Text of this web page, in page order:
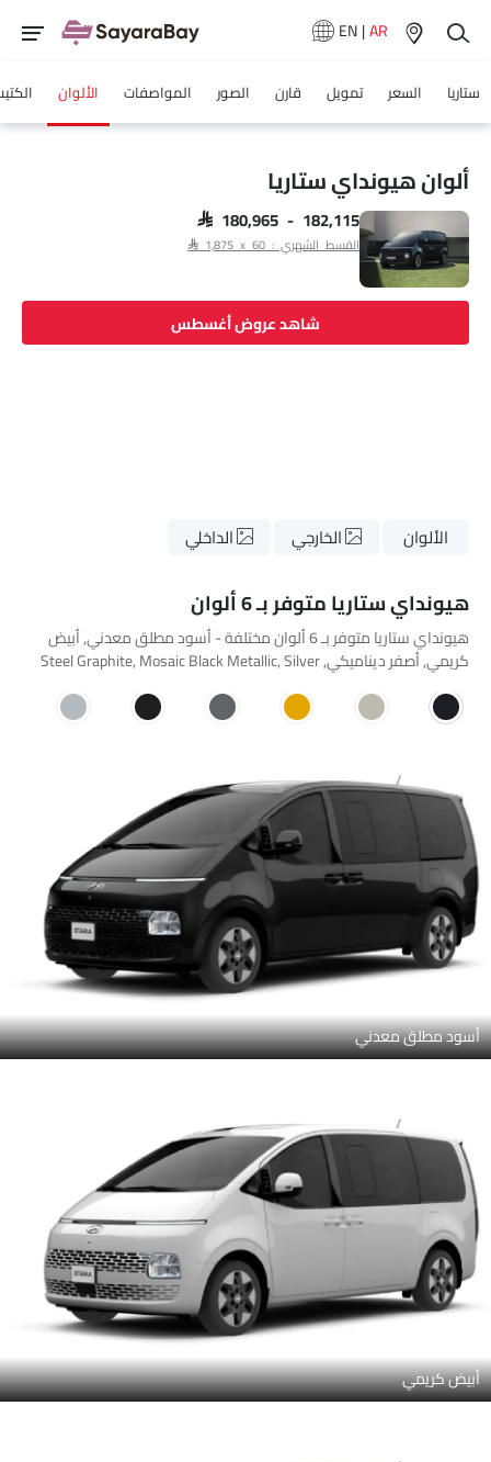
EN|AR
ستاريا السعر تمويل قارن الصور المواصفات الألوان
ألوان هيونداي ستاريا
SAR 180,965 - 182,115
القسط الشهري : SAR 1,875 x 60
شاهد عروض أغسطس
الألوان الخارجي الداخلي
هيونداي ستاريا متوفر بـ 6 ألوان
هيونداي ستاريا متوفر بـ 6 ألوان مختلفة - أسود مطلق معدني, أبيض
كريمي, أصفر ديناميكي, Steel Graphite, Mosaic Black Metallic, Silver
أسود مطلق معدني
أبيض كريمي